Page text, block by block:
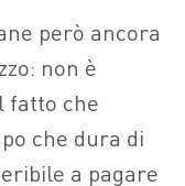
però ancora
non è
fatto che
che dura di
a pagare